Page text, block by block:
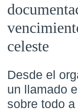
celeste
Desde el
un llamado
sobre todo